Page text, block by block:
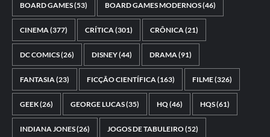
BOARD GAMES(53) BOARD GAMES MODERNOS(46)
CINEMA(377) CRÍTICA(301) CRÔNICA(21)
DC COMICS(26) DISNEY(44) DRAMA(91)
FANTASIA(23) FICÇÃO CIENTÍFICA(163) FILME(326)
GEEK(26) GEORGE LUCAS(35) HQ(46) HQS(61)
INDIANA JONES(26) JOGOS DE TABULEIRO(52)